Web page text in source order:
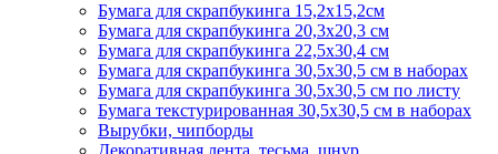
Бумага для скрапбукинга 15,2х15,2см
Бумага для скрапбукинга 20,3х20,3 см
Бумага для скрапбукинга 22,5х30,4 см
Бумага для скрапбукинга 30,5х30,5 см в наборах
Бумага для скрапбукинга 30,5х30,5 см по листу
Бумага текстурированная 30,5х30,5 см в наборах
Вырубки, чипборды
Декоративная лента, тесьма, шнур